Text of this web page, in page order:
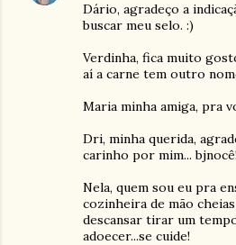
Dário, agradeço a
buscar meu selo. :)
Verdinha, fica muito
aí a carne tem outro
Maria minha amiga, pra
Dri, minha querida,
carinho por mim...
Nela, quem sou eu pra
cozinheira de mão
descansar tirar um
adoecer...se cuide!